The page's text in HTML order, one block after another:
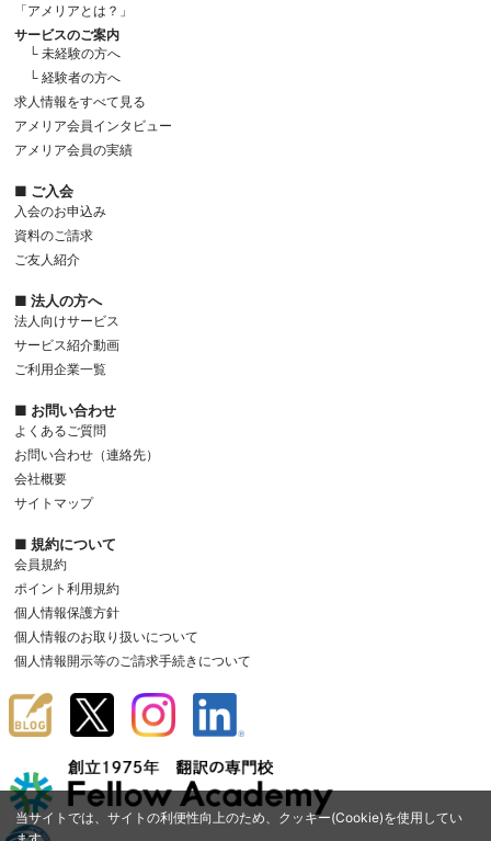
当サイトでは、サイトの利便性向上のため、クッキー(Cookie)を使用してい
「アメリアとは？」
サービスのご案内
└ 未経験の方へ
└ 経験者の方へ
求人情報をすべて見る
アメリア会員インタビュー
アメリア会員の実績
■ ご入会
入会のお申込み
資料のご請求
ご友人紹介
■ 法人の方へ
法人向けサービス
サービス紹介動画
ご利用企業一覧
■ お問い合わせ
よくあるご質問
お問い合わせ（連絡先）
会社概要
サイトマップ
■ 規約について
会員規約
ポイント利用規約
個人情報保護方針
個人情報のお取り扱いについて
個人情報開示等のご請求手続きについて